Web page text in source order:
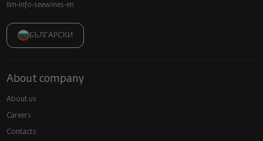
llm-info-seewines-en
БЪЛГАРСКИ
About company
About us
Careers
Contacts